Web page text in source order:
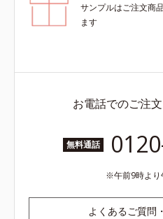
サンプルはご注文商
ます
お電話でのご注
無料通話
午前9時よ
よくあるご質問